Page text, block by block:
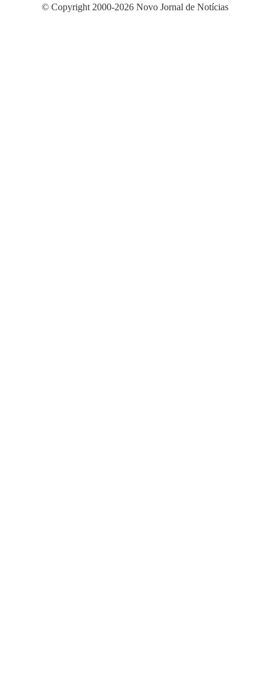
© Copyright 2000-2026 Novo Jornal de Notícias